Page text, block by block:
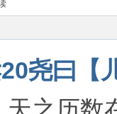
尧曰【